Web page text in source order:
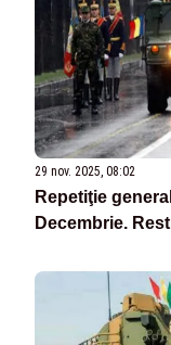
29 nov. 2025, 08:02
Repetiţie
Decembrie.